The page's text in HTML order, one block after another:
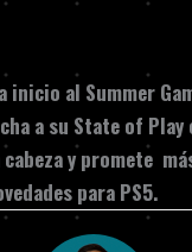
inicio al Summer
a su State of Play
y promete
para PS5.